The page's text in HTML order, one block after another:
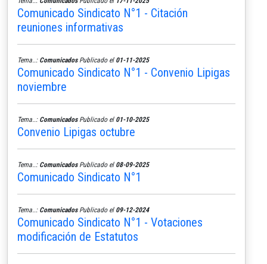
Comunicado Sindicato N°1 - Citación
reuniones informativas
Tema..: ComunicadosPublicado el 01-11-2025
Comunicado Sindicato N°1 - Convenio Lipigas
noviembre
Tema..: ComunicadosPublicado el 01-10-2025
Convenio Lipigas octubre
Tema..: ComunicadosPublicado el 08-09-2025
Comunicado Sindicato N°1
Tema..: ComunicadosPublicado el 09-12-2024
Comunicado Sindicato N°1 - Votaciones
modificación de Estatutos